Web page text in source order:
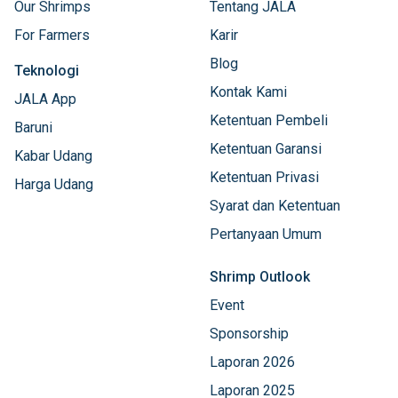
Our Shrimps
For Farmers
Teknologi
JALA App
Baruni
Kabar Udang
Harga Udang
Tentang JALA
Karir
Blog
Kontak Kami
Ketentuan Pembeli
Ketentuan Garansi
Ketentuan Privasi
Syarat dan Ketentuan
Pertanyaan Umum
Shrimp Outlook
Event
Sponsorship
Laporan 2026
Laporan 2025